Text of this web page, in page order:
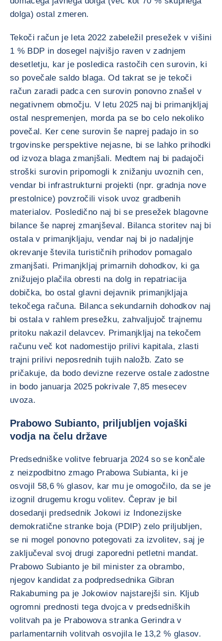
dolga) ostal zmeren.
Tekoči račun je leta 2022 zabeležil presežek v višini
1 % BDP in dosegel najvišjo raven v zadnjem
desetletju, kar je posledica rastočih cen surovin, ki
so povečale saldo blaga. Od takrat se je tekoči
račun zaradi padca cen surovin ponovno znašel v
negativnem območju. V letu 2025 naj bi primanjkljaj
ostal nespremenjen, morda pa se bo celo nekoliko
povečal. Ker cene surovin še naprej padajo in so
trgovinske perspektive nejasne, bi se lahko prihodki
od izvoza blaga zmanjšali. Medtem naj bi padajoči
stroški surovin pripomogli k znižanju uvoznih cen,
vendar bi infrastrukturni projekti (npr. gradnja nove
prestolnice) povzročili visok uvoz gradbenih
materialov. Posledično naj bi se presežek blagovne
bilance še naprej zmanjševal. Bilanca storitev naj bi
ostala v primanjkljaju, vendar naj bi jo nadaljnje
okrevanje števila turističnih prihodov pomagalo
zmanjšati. Primanjkljaj primarnih dohodkov, ki ga
znižujejo plačila obresti na dolg in repatriacija
dobička, bo ostal glavni dejavnik primanjkljaja
tekočega računa. Bilanca sekundarnih dohodkov naj
bi ostala v rahlem presežku, zahvaljujoč trajnemu
pritoku nakazil delavcev. Primanjkljaj na tekočem
računu več kot nadomestijo prilivi kapitala, zlasti
trajni prilivi neposrednih tujih naložb. Zato se
pričakuje, da bodo devizne rezerve ostale zadostne
in bodo januarja 2025 pokrivale 7,85 mesecev
uvoza.
Prabowo Subianto, priljubljen vojaški
vodja na čelu države
Predsedniške volitve februarja 2024 so se končale
z neizpodbitno zmago Prabowa Subianta, ki je
osvojil 58,6 % glasov, kar mu je omogočilo, da se je
izognil drugemu krogu volitev. Čeprav je bil
dosedanji predsednik Jokowi iz Indonezijske
demokratične stranke boja (PDIP) zelo priljubljen,
se ni mogel ponovno potegovati za izvolitev, saj je
zaključeval svoj drugi zaporedni petletni mandat.
Prabowo Subianto je bil minister za obrambo,
njegov kandidat za podpredsednika Gibran
Rakabuming pa je Jokowiov najstarejši sin. Kljub
ogromni prednosti tega dvojca v predsedniških
volitvah pa je Prabowova stranka Gerindra v
parlamentarnih volitvah osvojila le 13,2 % glasov.